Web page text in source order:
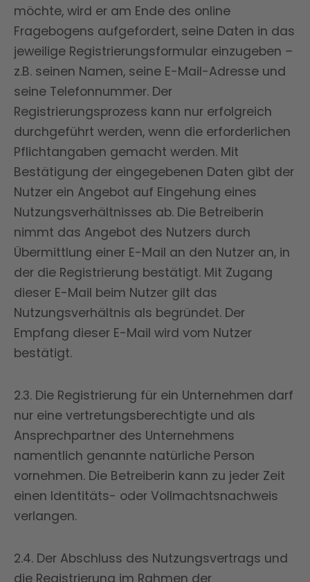
möchte, wird er am Ende des online
Fragebogens aufgefordert, seine Daten in das
jeweilige Registrierungsformular einzugeben –
z.B. seinen Namen, seine E-Mail-Adresse und
seine Telefonnummer. Der
Registrierungsprozess kann nur erfolgreich
durchgeführt werden, wenn die erforderlichen
Pflichtangaben gemacht werden. Mit
Bestätigung der eingegebenen Daten gibt der
Nutzer ein Angebot auf Eingehung eines
Nutzungsverhältnisses ab. Die Betreiberin
nimmt das Angebot des Nutzers durch
Übermittlung einer E-Mail an den Nutzer an, in
der die Registrierung bestätigt. Mit Zugang
dieser E-Mail beim Nutzer gilt das
Nutzungsverhältnis als begründet. Der
Empfang dieser E-Mail wird vom Nutzer
bestätigt.
2.3. Die Registrierung für ein Unternehmen darf
nur eine vertretungsberechtigte und als
Ansprechpartner des Unternehmens
namentlich genannte natürliche Person
vornehmen. Die Betreiberin kann zu jeder Zeit
einen Identitäts- oder Vollmachtsnachweis
verlangen.
2.4. Der Abschluss des Nutzungsvertrags und
die Registrierung im Rahmen der